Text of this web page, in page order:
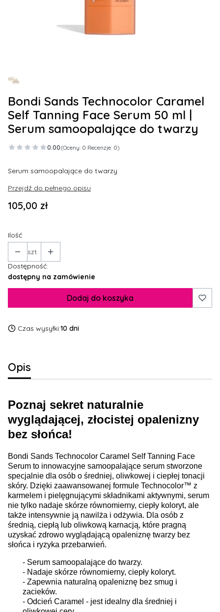
Bondi Sands Technocolor Caramel
Self Tanning Face Serum 50 ml |
Serum samoopalające do twarzy
0.00(Oceny: 0 Recenzje: 0)
Serum samoopalające do twarzy
Przejdź do pełnego opisu
Cena
105,00 zł
Ilość
szt.
Dostępność:
dostępny na zamówienie
Dodaj do koszyka
Czas wysyłki:10 dni
Opis
Poznaj sekret naturalnie
wyglądającej, złocistej opalenizny
bez słońca!
Bondi Sands Technocolor Caramel Self Tanning Face
Serum to innowacyjne samoopalające serum stworzone
specjalnie dla osób o średniej, oliwkowej i ciepłej tonacji
skóry. Dzięki zaawansowanej formule Technocolor™ z
karmelem i pielęgnującymi składnikami aktywnymi, serum
nie tylko nadaje skórze równomierny, ciepły koloryt, ale
także intensywnie ją nawilża i odżywia. Dla osób z
średnią, ciepłą lub oliwkową karnacją, które pragną
uzyskać zdrowo wyglądającą opaleniznę twarzy bez
słońca i ryzyka przebarwień.
- Serum samoopalające do twarzy.
- Nadaje skórze równomierny, ciepły koloryt.
- Zapewnia naturalną opaleniznę bez smug i
zacieków.
- Odcień Caramel - jest idealny dla średniej i